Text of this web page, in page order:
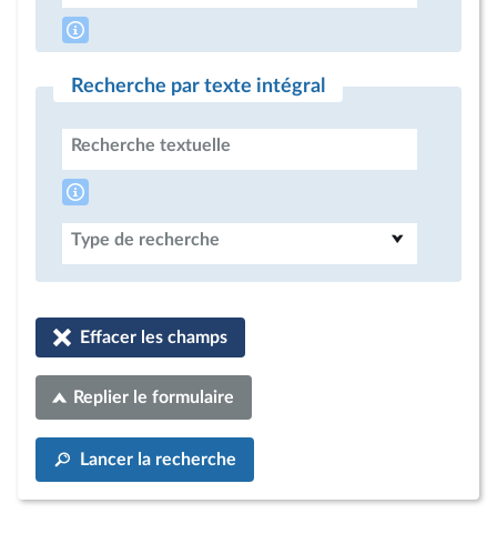
Recherche par texte intégral
Recherche textuelle
Type de recherche
Effacer les champs
Replier le formulaire
Lancer la recherche